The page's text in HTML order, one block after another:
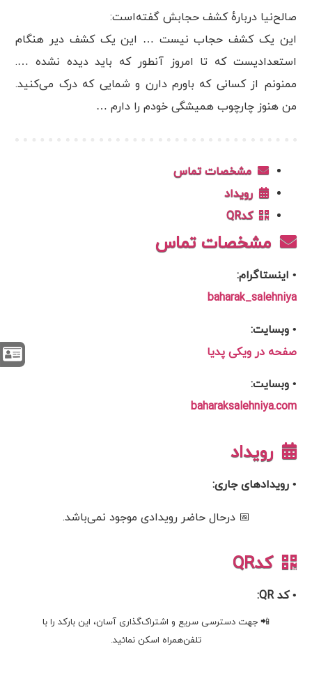
صالح‌نیا دربارهٔ کشف حجابش گفته‌است:
این یک کشف حجاب نیست … این یک کشف دیر هنگام
استعدادیست که تا امروز آنطور که باید دیده نشده ….
ممنونم از کسانی که باورم دارن و شمایی که درک می‌کنید.
من هنوز چارچوب همیشگی خودم را دارم …
مشخصات تماس
رویداد
کدQR
مشخصات تماس
• اینستاگرام:
baharak_salehniya
• وبسایت:
صفحه در ویکی پدیا
• وبسایت:
baharaksalehniya.com
رویداد
• رویدادهای جاری:
📅 درحال حاضر رویدادی موجود نمی‌باشد.
کدQR
• کد QR:
📲 جهت دسترسی سریع و اشتراک‌گذاری آسان، این بارکد را با
تلفن‌همراه اسکن نمائید.